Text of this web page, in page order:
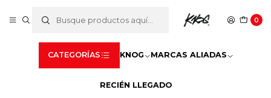
0
CATEGORÍAS KNOG MARCAS ALIADAS
RECIÉN LLEGADO